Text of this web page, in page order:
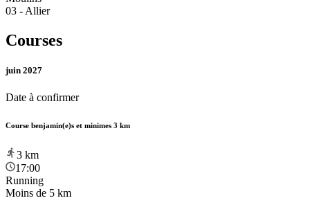
03 - Allier
Courses
juin 2027
Date à confirmer
Course benjamin(e)s et minimes 3 km
3 km
17:00
Running
Moins de 5 km